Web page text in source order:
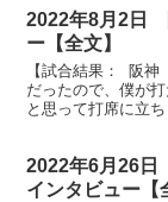
2022年8月2日
ー【全文】
【試合結果： 阪
だったので、僕が
と思って打席に立
2022年6月26
インタビュー【